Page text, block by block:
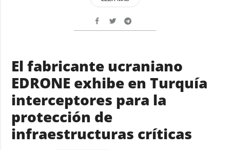
El fabricante ucraniano
EDRONE exhibe en Turquía
interceptores para la
protección de
infraestructuras críticas